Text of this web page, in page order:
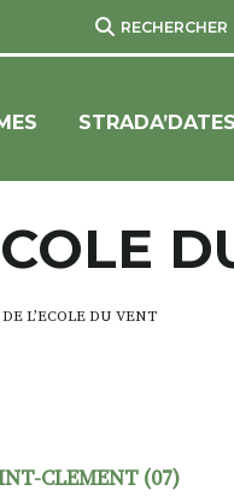
RECHERCHER
STRADA’DATES
L’ECOLE DU VENT
CLEMENT (07)